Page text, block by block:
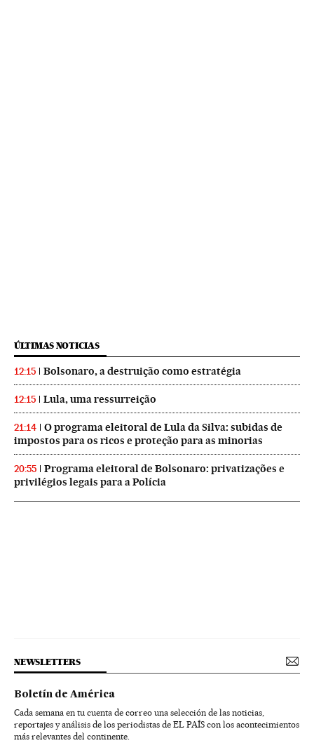
ÚLTIMAS NOTICIAS
12:15 Bolsonaro, a destruição como estratégia
12:15 Lula, uma ressurreição
21:14
O programa eleitoral de Lula da Silva: subidas de
impostos para os ricos e proteção para as minorias
20:55
Programa eleitoral de Bolsonaro: privatizações e
privilégios legais para a Polícia
NEWSLETTERS
Boletín de América
Cada semana en tu cuenta de correo una selección de las noticias,
reportajes y análisis de los periodistas de EL PAÍS con los acontecimientos
más relevantes del continente.